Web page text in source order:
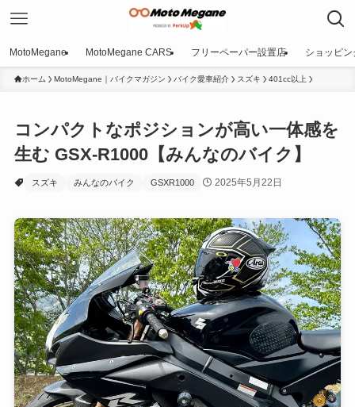
MotoMegane MotoMegane CARS フリーペーパー設置店 ショッピン
ホーム MotoMegane｜バイクマガジン バイク愛車紹介 スズキ 401cc以上
コンパクトなポジションが高い一体感を
生む GSX-R1000【みんなのバイク】
スズキ みんなのバイク GSXR1000 2025年5月22日